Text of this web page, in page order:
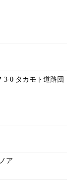
3-0 タカモト道路団
ア